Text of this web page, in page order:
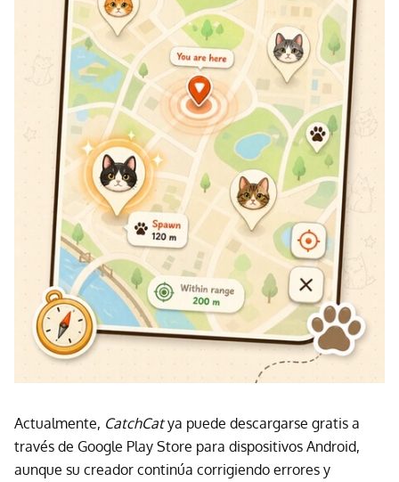
Actualmente, CatchCatya puede descargarse gratis a
través de Google Play Store para dispositivos Android,
aunque su creador continúa corrigiendo errores y